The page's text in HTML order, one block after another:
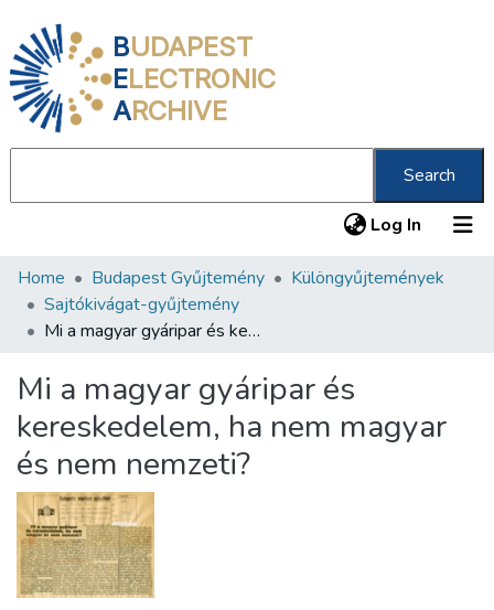
BUDAPEST
ELECTRONIC
ARCHIVE
Search
Log In (current)
Communities & Collections
All of DSpace
About us
Home Budapest Gyűjtemény
Különgyűjtemények
Sajtókivágat-gyűjtemény
Mi a magyar gyáripar és kereskedelem, ha nem magyar és nem nemzeti?
Mi a magyar gyáripar és
kereskedelem, ha nem magyar
és nem nemzeti?